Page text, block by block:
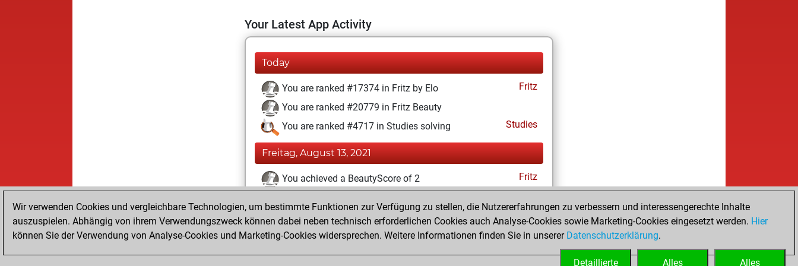
Your Latest App Activity
Today
You are ranked #17374 in Fritz by Elo
Fritz
You are ranked #20779 in Fritz Beauty
You are ranked #4717 in Studies solving
Studies
Freitag, August 13, 2021
You achieved a BeautyScore of 2
Fritz
You created your Fritz account
You created your Studies account
Studies
Wir verwenden Cookies und vergleichbare Technologien, um bestimmte Funktionen zur Verfügung zu stellen, die Nutzererfahrungen zu verbessern und interessengerechte Inhalte
auszuspielen. Abhängig von ihrem Verwendungszweck können dabei neben technisch erforderlichen Cookies auch Analyse-Cookies sowie Marketing-Cookies eingesetzt werden. Hier
können Sie der Verwendung von Analyse-Cookies und Marketing-Cookies widersprechen. Weitere Informationen finden Sie in unserer Datenschutzerklärung.
Alles
Alles
Detaillierte